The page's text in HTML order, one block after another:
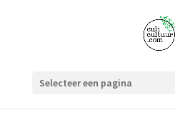
Selecteer een pagina